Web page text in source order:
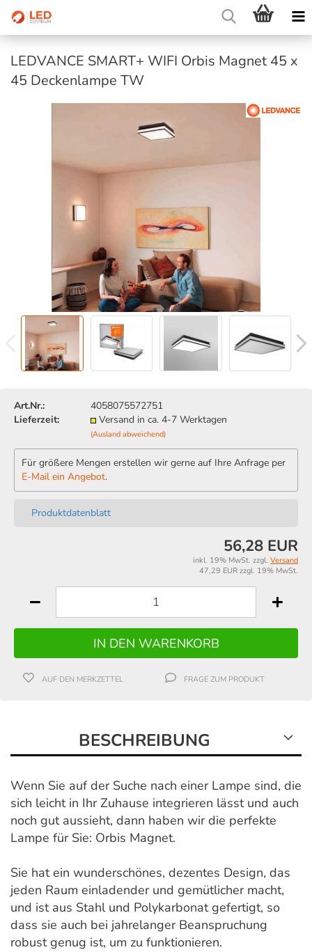
LEDVANCE SMART+ WIFI Orbis Magnet 45 x
45 Deckenlampe TW
Art.Nr.:
4058075572751
Lieferzeit:
Versand in ca. 4-7 Werktagen
(Ausland abweichend)
Für größere Mengen erstellen wir gerne auf Ihre Anfrage per
E-Mail ein Angebot.
Produktdatenblatt
56,28 EUR
inkl. 19% MwSt. zzgl. Versand
47,29 EUR zzgl. 19% MwSt.
AUF DEN MERKZETTEL FRAGE ZUM PRODUKT
BESCHREIBUNG
Wenn Sie auf der Suche nach einer Lampe sind, die
sich leicht in Ihr Zuhause integrieren lässt und auch
noch gut aussieht, dann haben wir die perfekte
Lampe für Sie: Orbis Magnet.
Sie hat ein wunderschönes, dezentes Design, das
jeden Raum einladender und gemütlicher macht,
und ist aus Stahl und Polykarbonat gefertigt, so
dass sie auch bei jahrelanger Beanspruchung
robust genug ist, um zu funktionieren.